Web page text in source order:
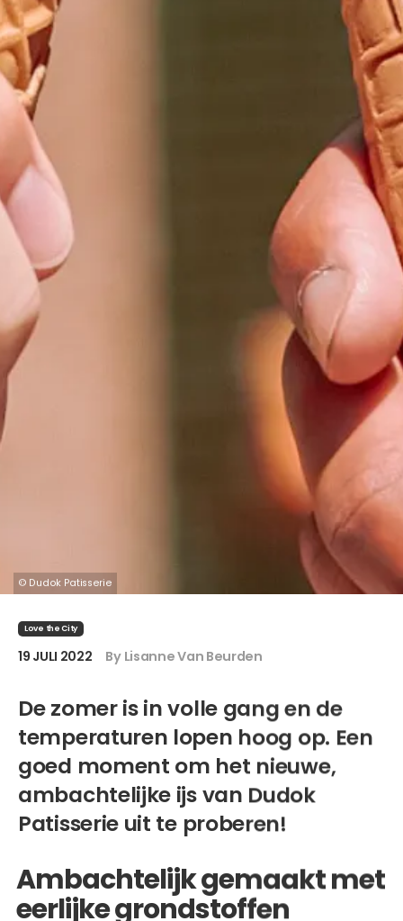
© Dudok Patisserie
Love the City
19 JULI 2022 By Lisanne Van Beurden
De zomer is in volle gang en de
temperaturen lopen hoog op. Een
goed moment om het nieuwe,
ambachtelijke ijs van Dudok
Patisserie uit te proberen!
Ambachtelijk gemaakt met
eerlijke grondstoffen